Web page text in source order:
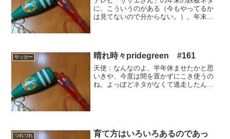
に、こういうのがある（今もやってるか
は見てないので分からない。）。年末に
サッカー 晴れ時々pridegreen #161
天使：なんなのよ、半年休ませたかと思
いきや、今度は間を置かずにこき使うの
ね。よっぽどネタがなくて逃走したんじ
つれづれ
育て方はいろいろあるのであっ